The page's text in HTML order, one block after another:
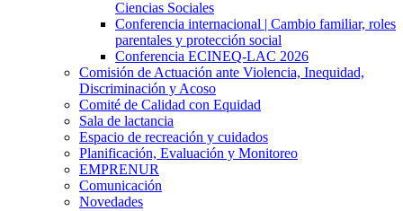
Ciencias Sociales
Conferencia internacional | Cambio familiar, roles
parentales y protección social
Conferencia ECINEQ-LAC 2026
Comisión de Actuación ante Violencia, Inequidad,
Discriminación y Acoso
Comité de Calidad con Equidad
Sala de lactancia
Espacio de recreación y cuidados
Planificación, Evaluación y Monitoreo
EMPRENUR
Comunicación
Novedades